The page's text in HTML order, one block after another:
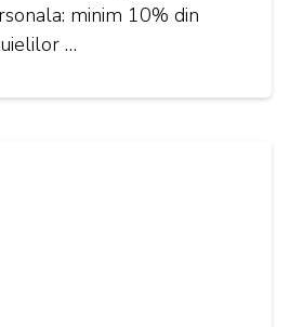
minim 10% din
…